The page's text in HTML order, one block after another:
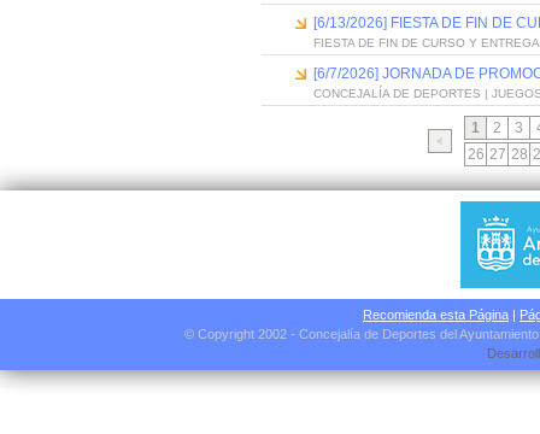
[6/13/2026] FIESTA DE FIN DE
FIESTA DE FIN DE CURSO Y
[6/7/2026] JORNADA DE
CONCEJALÍA DE DEPORTES |
1 2 3
26 27 28
Recomienda esta Página |
© Copyright 2002 - Concejalía de Deportes del